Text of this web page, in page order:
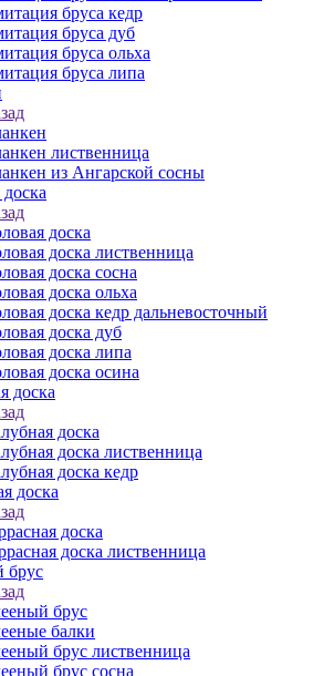
бруса кедр
бруса дуб
бруса ольха
бруса липа
лиственница
из Ангарской сосны
доска
доска лиственница
доска сосна
доска ольха
доска кедр дальневосточный
доска дуб
доска липа
доска осина
доска
доска
доска лиственница
доска кедр
доска
доска
доска лиственница
брус
брус
балки
брус лиственница
брус сосна